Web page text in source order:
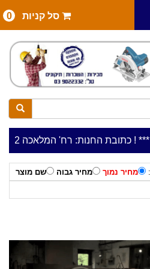
סל קניות 0
***כתובת החנות: רח' המלאכה 2, ביתן 8 (כניסה מרח' עמל 5) א.ת.פארק אפק, ראש העין*** ***כלי עבודה להשכרה בתעריף יומי משתלם ! ***
מחיר נמוך מחיר גבוה
שם מוצר